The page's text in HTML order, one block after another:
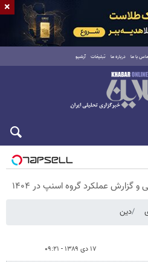
با ما درباره ما تبلیغات آرشیو
گزارش عملکرد گروه اسنپ در ۱۴۰۴
دین
۱۷ دی ۱۳۸۹ - ۰۹:۲۱
×